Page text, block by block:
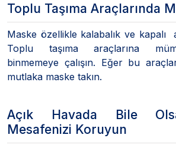
Toplu Taşıma Araçlarında
Maske özellikle kalabalık ve kapalı
Toplu taşıma araçlarına
binmemeye çalışın. Eğer bu
mutlaka maske takın.
Açık Havada Bile
Mesafenizi Koruyun